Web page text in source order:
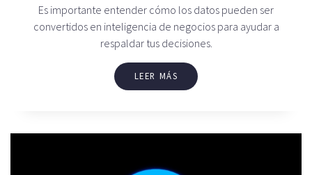
Es importante entender cómo los datos pueden ser
convertidos en inteligencia de negocios para ayudar a
respaldar tus decisiones.
LEER MÁS